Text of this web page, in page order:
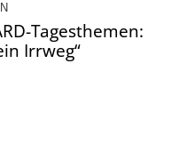
Tagesthemen:
Irrweg“